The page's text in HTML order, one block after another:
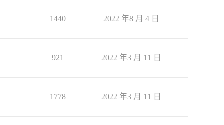
1440 2022 年8 月 4 日
921 2022 年3 月 11 日
1778 2022 年3 月 11 日